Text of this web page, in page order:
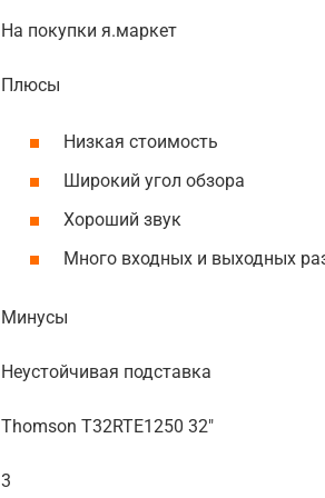
На покупки я.маркет
Плюсы
Низкая стоимость
Широкий угол обзора
Хороший звук
Много входных и выходных
Минусы
Неустойчивая подставка
Thomson T32RTE1250 32″
3